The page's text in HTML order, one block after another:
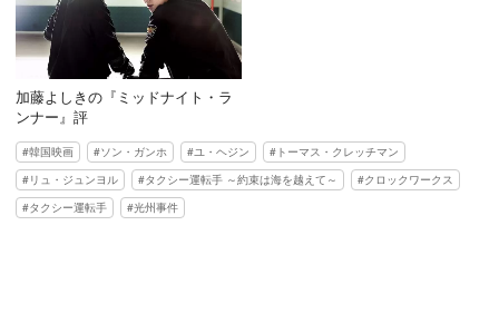
加藤よしきの『ミッドナイト・ラ
ンナー』評
韓国映画 ソン・ガンホ ユ・ヘジン
トーマス・クレッチマン
リュ・ジュンヨル
タクシー運転手 ～約束は海を越えて～
クロックワークス
タクシー運転手
光州事件